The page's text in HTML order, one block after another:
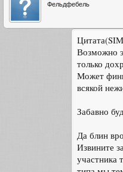
Фельдфебель
Возможно
только
Может
всякой
Забавно
Да блин
Извините
участника